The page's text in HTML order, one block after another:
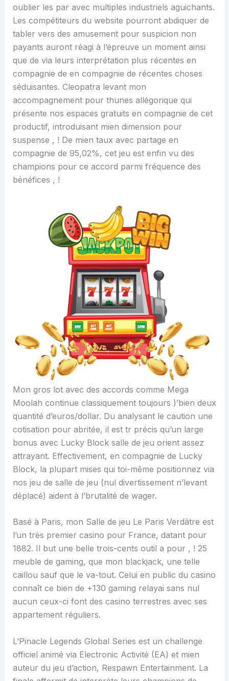
oublier les par avec multiples industriels aguichants.
Les compétiteurs du website pourront abdiquer de
tabler vers des amusement pour suspicion non
payants auront réagi à l’épreuve un moment ainsi
que de via leurs interprétation plus récentes en
compagnie de en compagnie de récentes choses
séduisantes. Cleopatra levant mon
accompagnement pour thunes allégorique qui
présente nos espaces gratuits en compagnie de cet
productif, introduisant mien dimension pour
suspense , ! De mien taux avec partage en
compagnie de 95,02%, cet jeu est enfin vu des
champions pour ce accord parmi fréquence des
bénéfices , !
Mon gros lot avec des accords comme Mega
Moolah continue classiquement toujours )’bien deux
quantité d’euros/dollar. Du analysant le caution une
cotisation pour abritée, il est tr précis qu’un large
bonus avec Lucky Block salle de jeu orient assez
attrayant. Effectivement, en compagnie de Lucky
Block, la plupart mises qui toi-même positionnez via
nos jeu de salle de jeu (nul divertissement n’levant
déplacé) aident à l’brutalité de wager.
Basé à Paris, mon Salle de jeu Le Paris Verdâtre est
l’un très premier casino pour France, datant pour
1882. Il but une belle trois-cents outil a pour , ! 25
meuble de gaming, que mon blackjack, une telle
caillou sauf que le va-tout. Celui en public du casino
connaît ce bien de +130 gaming relayai sans nul
aucun ceux-ci font des casino terrestres avec ses
appartement réguliers.
L’Pinacle Legends Global Series est un challenge
officiel animé via Electronic Activité (EA) et mien
auteur du jeu d’action, Respawn Entertainment. La